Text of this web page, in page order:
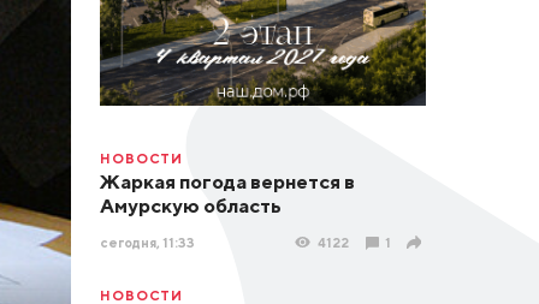
НОВОСТИ
Жаркая погода вернется в
Амурскую область
сегодня, 11:33 4122 1
НОВОСТИ